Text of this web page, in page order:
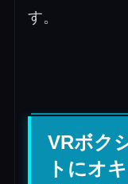
す。
VRボク
トにオ